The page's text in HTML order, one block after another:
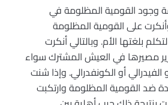
وجود القومية المظلومة في
على القومية المظلومة
بلغتها الأم. وبالتالي أنكرت
مصيرها في العيش المشترك سواء
أو الكونفدرالي. وإذا شنت
ضد القومية المظلومة وارتكبت